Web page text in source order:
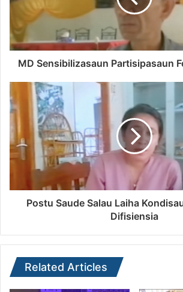
MD Sensibilizasaun Partisipasaun
Postu Saude Salau Laiha
Difisiensia
Related Articles